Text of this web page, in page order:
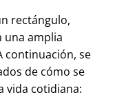
rectángulo,
una amplia
continuación, se
de cómo se
vida cotidiana: